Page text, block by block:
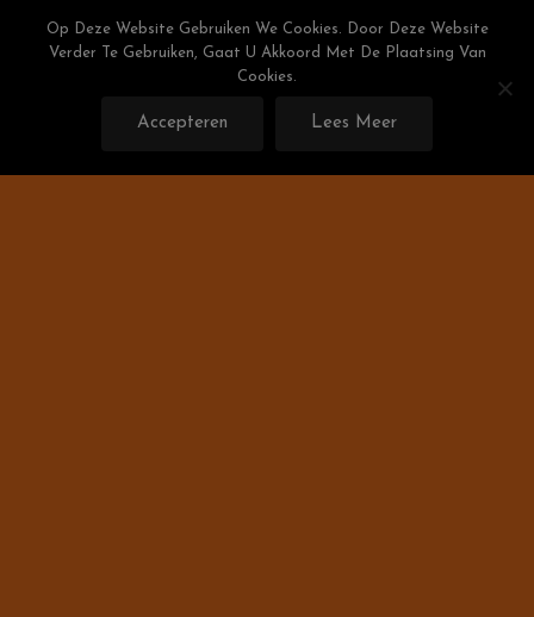
Weight Watchers Puntenlijst
Gratis De Weight Watchers Punten Berekenen!
Op Deze Website Gebruiken We Cookies. Door Deze Website
Verder Te Gebruiken, Gaat U Akkoord Met De Plaatsing Van
Cookies.
Accepteren Lees Meer